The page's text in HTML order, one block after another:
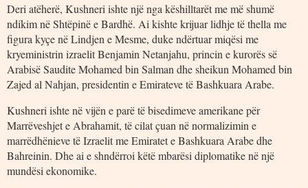
Deri atëherë, Kushneri ishte një nga këshilltarët me më shumë
ndikim në Shtëpinë e Bardhë. Ai kishte krijuar lidhje të thella me
figura kyçe në Lindjen e Mesme, duke ndërtuar miqësi me
kryeministrin izraelit Benjamin Netanjahu, princin e kurorës së
Arabisë Saudite Mohamed bin Salman dhe sheikun Mohamed bin
Zajed al Nahjan, presidentin e Emirateve të Bashkuara Arabe.
Kushneri ishte në vijën e parë të bisedimeve amerikane për
Marrëveshjet e Abrahamit, të cilat çuan në normalizimin e
marrëdhënieve të Izraelit me Emiratet e Bashkuara Arabe dhe
Bahreinin. Dhe ai e shndërroi këtë mbarësi diplomatike në një
mundësi ekonomike.